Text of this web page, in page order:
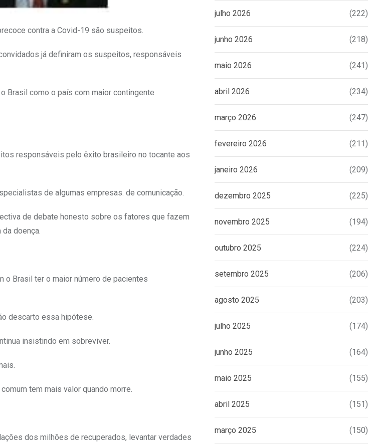
contra a Covid-19 são suspeitos.
já definiram os suspeitos, responsáveis
Brasil como o país com maior contingente
responsáveis pelo êxito brasileiro no tocante aos
de algumas empresas. de comunicação.
de debate honesto sobre os fatores que fazem
doença.
o Brasil ter o maior número de pacientes
descarto essa hipótese.
insistindo em sobreviver.
tem mais valor quando morre.
dos milhões de recuperados, levantar verdades
julho 2026 (222)
junho 2026 (218)
maio 2026 (241)
abril 2026 (234)
março 2026 (247)
fevereiro 2026 (211)
janeiro 2026 (209)
dezembro 2025 (225)
novembro 2025 (194)
outubro 2025 (224)
setembro 2025 (206)
agosto 2025 (203)
julho 2025 (174)
junho 2025 (164)
maio 2025 (155)
abril 2025 (151)
março 2025 (150)